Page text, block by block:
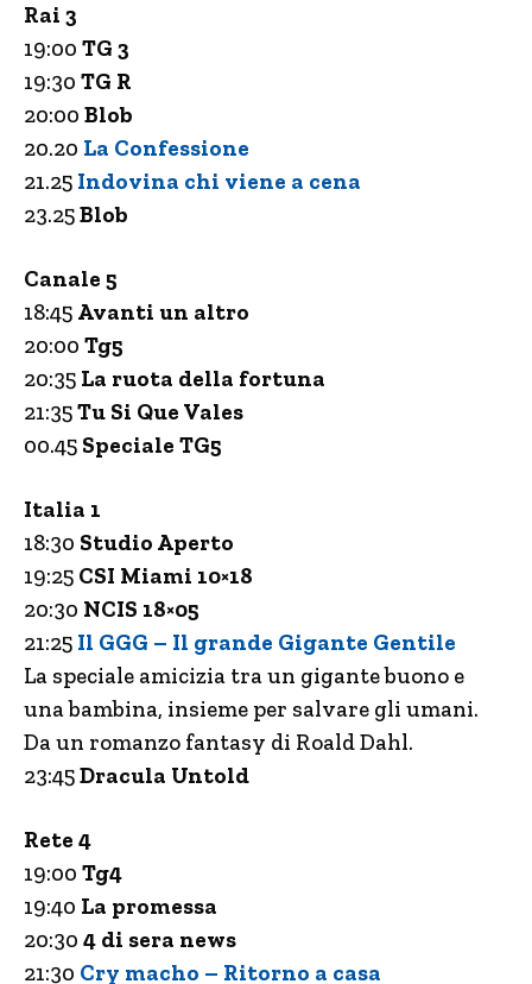
Rai 3
19:00 TG 3
19:30 TG R
20:00 Blob
20.20 La Confessione
21.25 Indovina chi viene a cena
23.25Blob
Canale 5
18:45 Avanti un altro
20:00 Tg5
20:35 La ruota della fortuna
21:35Tu Si Que Vales
00.45 Speciale TG5
Italia 1
18:30 Studio Aperto
19:25 CSI Miami 10×18
20:30 NCIS 18×05
21:25 Il GGG – Il grande Gigante Gentile
La speciale amicizia tra un gigante buono e
una bambina, insieme per salvare gli umani.
Da un romanzo fantasy di Roald Dahl.
23:45Dracula Untold
Rete 4
19:00 Tg4
19:40 La promessa
20:30 4 di sera news
21:30 Cry macho – Ritorno a casa